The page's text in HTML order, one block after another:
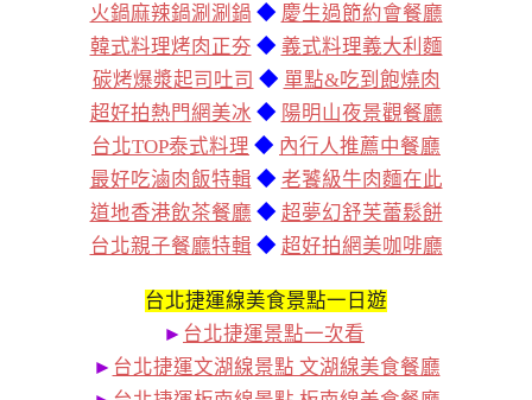
火鍋麻辣鍋涮涮鍋 ◆ 慶生過節約會餐廳
韓式料理烤肉正夯 ◆ 義式料理義大利麵
碳烤爆漿起司吐司 ◆ 單點&吃到飽燒肉
超好拍熱門網美冰 ◆ 陽明山夜景觀餐廳
台北TOP泰式料理 ◆ 內行人推薦中餐廳
最好吃滷肉飯特輯 ◆ 老饕級牛肉麵在此
道地香港飲茶餐廳 ◆ 超夢幻舒芙蕾鬆餅
台北親子餐廳特輯 ◆ 超好拍網美咖啡廳
台北捷運線美食景點一日遊
► 台北捷運景點一次看
► 台北捷運文湖線景點 文湖線美食餐廳